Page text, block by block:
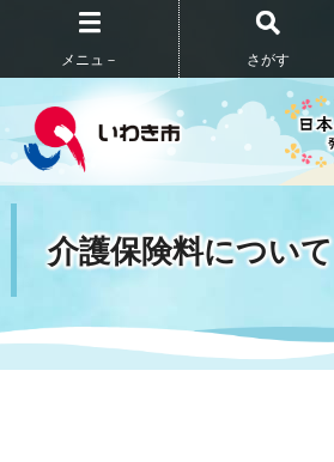
メニュ－ さがす
介護保険料について